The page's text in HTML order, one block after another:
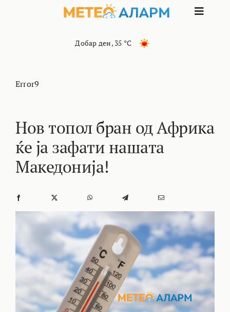
Toggle
ИНТЕРЕСНО
КОНТАКТ
Добар ден, 35 °C
Error9
Нов топол бран од Африка
ќе ја зафати нашата
Македонија!